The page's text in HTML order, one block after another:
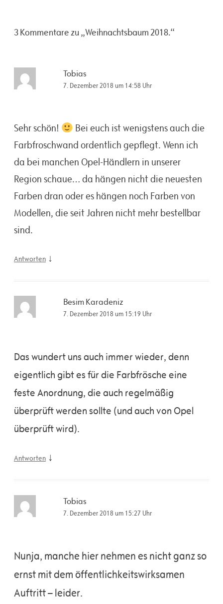
3 Kommentare zu „Weihnachtsbaum 2018.“
Tobias
7. Dezember 2018 um 14:58 Uhr
Sehr schön!
Bei euch ist wenigstens auch die
Farbfroschwand ordentlich gepflegt. Wenn ich
da bei manchen Opel-Händlern in unserer
Region schaue… da hängen nicht die neuesten
Farben dran oder es hängen noch Farben von
Modellen, die seit Jahren nicht mehr bestellbar
sind.
Antworten ↓
Besim Karadeniz
7. Dezember 2018 um 15:19 Uhr
Das wundert uns auch immer wieder, denn
eigentlich gibt es für die Farbfrösche eine
feste Anordnung, die auch regelmäßig
überprüft werden sollte (und auch von Opel
überprüft wird).
Antworten ↓
Tobias
7. Dezember 2018 um 15:27 Uhr
Nunja, manche hier nehmen es nicht ganz so
ernst mit dem öffentlichkeitswirksamen
Auftritt – leider.